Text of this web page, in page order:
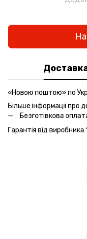
«Новою поштою» по
Більше інформації про
Безготівкова
Гарантія від виробника